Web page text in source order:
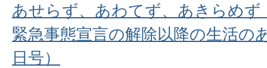
あせらず、あわてず、あきらめず
緊急事態宣言の解除以降の生活の
日号）